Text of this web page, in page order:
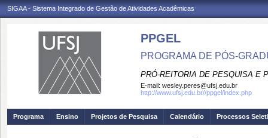
SIGAA - Sistema Integrado de Gestão de Atividades Acadêmicas
PPGEL
PROGRAMA DE PÓS-
PRÓ-REITORIA DE PESQUISA E
E-mail: wesley.peres@ufsj.edu.br
http://www.ufsj.edu.br//ppgel/index.php
Programa Ensino Projetos de Pesquisa Calendário Processos